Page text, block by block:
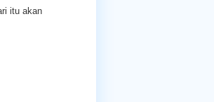
itu akan